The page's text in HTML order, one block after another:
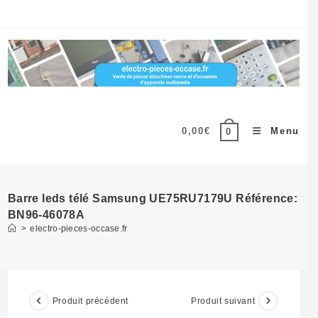
content
0,00€ 0 Menu
Barre leds télé Samsung UE75RU7179U Référence:
BN96-46078A
> electro-pieces-occase.fr
Produit précédent Produit suivant